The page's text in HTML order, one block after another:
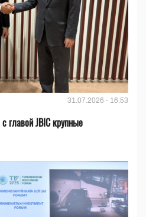
31.07.2026 - 16:53
главой JBIC крупные